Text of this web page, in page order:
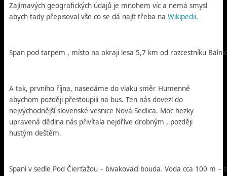
Zajímavých geografických údajů je mnohem víc a nemá smysl
abych tady přepisoval vše co se dá najít třeba na Wikipedii.
Span pod tarpem , místo na okraji lesa 5,7 km od rozcestníku
A tak, prvního října, nasedáme do vlaku směr Humenné
abychom později přestoupili na bus. Ten nás dovezl do
nejvýchodnější slovenské vesnice Nová Sedlica. Moc hezky
upravená dědina nás přivítala nejdříve drobným , později
hustým deštěm.
Spaní v sedle Pod Čierťažou – bivakovací bouda. Voda cca 100 m –